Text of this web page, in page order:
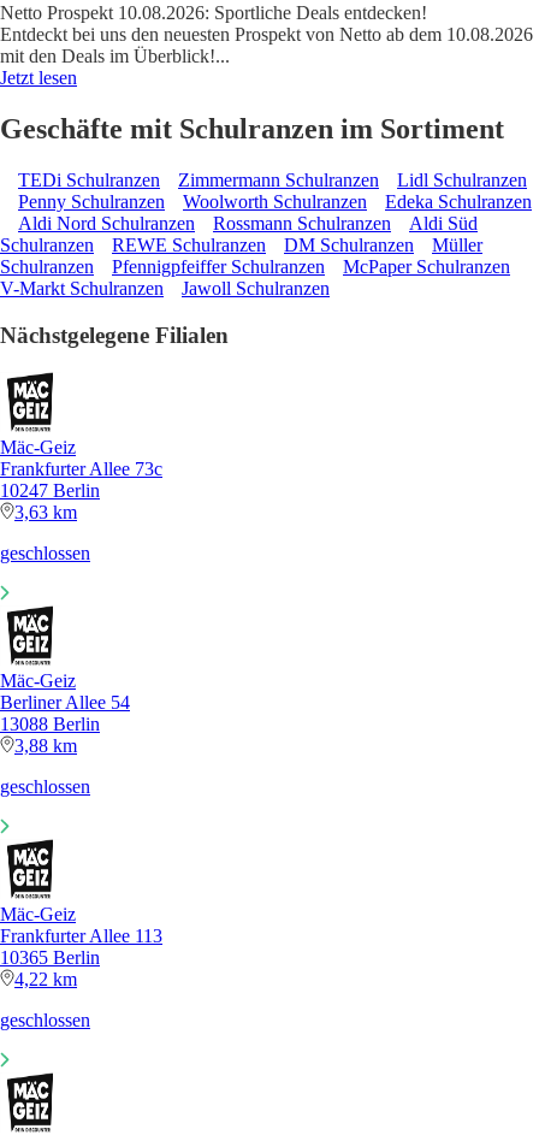
Netto Prospekt 10.08.2026: Sportliche Deals entdecken!
Entdeckt bei uns den neuesten Prospekt von Netto ab dem 10.08.2026
mit den Deals im Überblick!...
Jetzt lesen
Geschäfte mit Schulranzen im Sortiment
TEDi Schulranzen Zimmermann Schulranzen
Lidl Schulranzen
Penny Schulranzen
Woolworth Schulranzen
Edeka Schulranzen
Aldi Nord Schulranzen
Rossmann Schulranzen
Aldi Süd
Schulranzen
REWE Schulranzen DM Schulranzen
Müller
Schulranzen
Pfennigpfeiffer Schulranzen
McPaper Schulranzen
V-Markt Schulranzen
Jawoll Schulranzen
Nächstgelegene Filialen
Mäc-Geiz
Frankfurter Allee 73c
10247 Berlin
3,63 km
geschlossen
Mäc-Geiz
Berliner Allee 54
13088 Berlin
3,88 km
geschlossen
Mäc-Geiz
Frankfurter Allee 113
10365 Berlin
4,22 km
geschlossen